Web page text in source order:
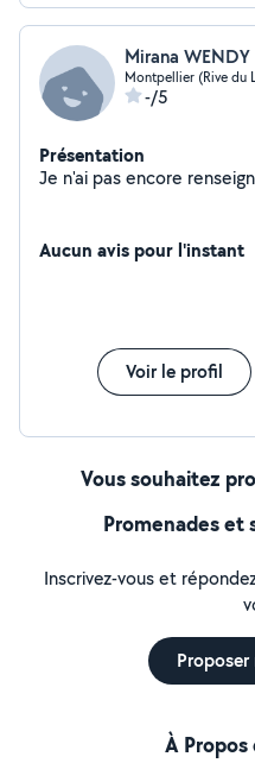
Mirana WENDY
Montpellier (Rive du
-/5
Présentation
Aucun avis pour l'instant
Voir le profil
Vous souhaitez
Promenades et
Inscrivez-vous et
Proposer
À Propos